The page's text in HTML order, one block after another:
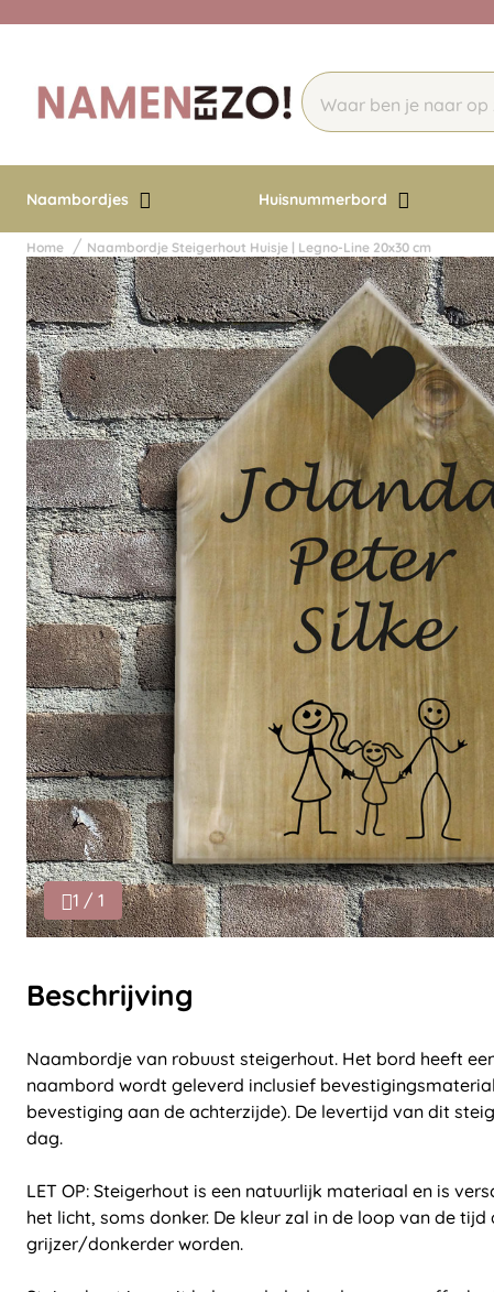
Naambordjes Huisnummerbord
Home Naambordje Steigerhout Huisje | Legno-Line 20x30 cm
1 / 1
Beschrijving
Naambordje van robuust steigerhout. Het bord heeft
naambord wordt geleverd inclusief
bevestiging aan de achterzijde). De levertijd van dit
dag.
LET OP: Steigerhout is een natuurlijk materiaal en is
het licht, soms donker. De kleur zal in de loop van de
grijzer/donkerder worden.